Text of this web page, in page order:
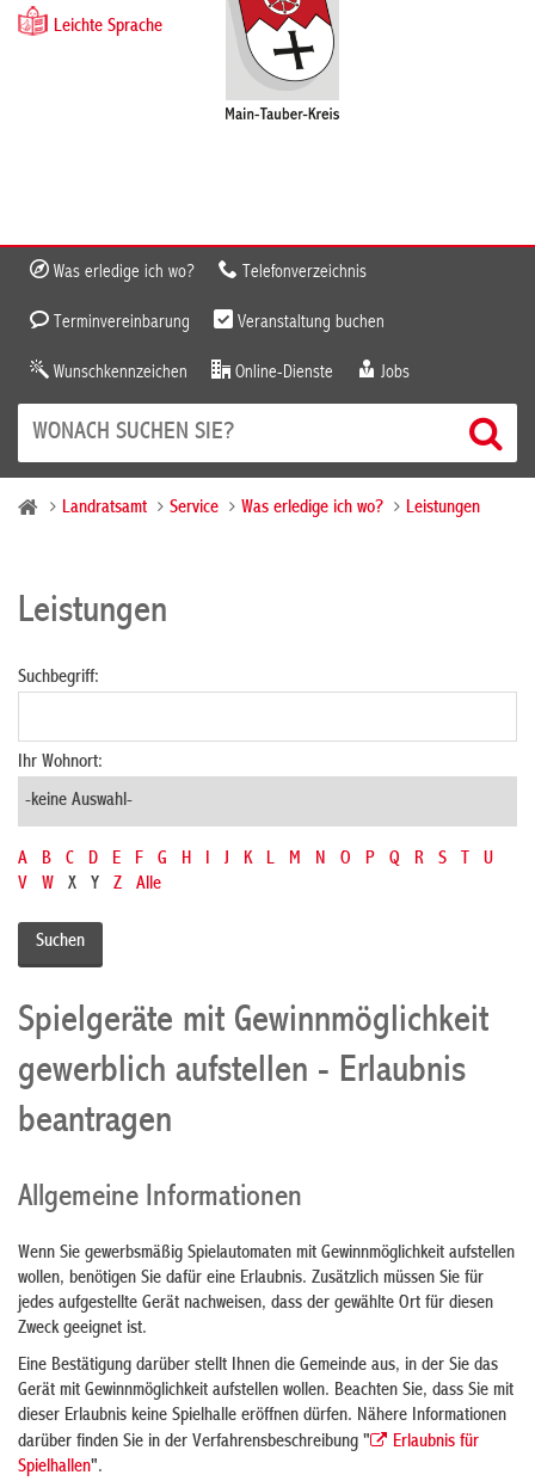
Leichte Sprache
Was erledige ich wo? Telefonverzeichnis
Terminvereinbarung Veranstaltung buchen
Wunschkennzeichen Online-Dienste Jobs
Landratsamt Service Was erledige ich wo? Leistungen
Leistungen
Suchbegriff:
Ihr Wohnort:
A B C D E F G H I J K L M N O P Q R S T
U
V
W X Y Z Alle
Spielgeräte mit Gewinnmöglichkeit
gewerblich aufstellen - Erlaubnis
beantragen
Allgemeine Informationen
Wenn Sie gewerbsmäßig Spielautomaten mit Gewinnmöglichkeit aufstellen
wollen, benötigen Sie dafür eine Erlaubnis. Zusätzlich müssen Sie für
jedes aufgestellte Gerät nachweisen, dass der gewählte Ort für diesen
Zweck geeignet ist.
Eine Bestätigung darüber stellt Ihnen die Gemeinde aus, in der Sie das
Gerät mit Gewinnmöglichkeit aufstellen wollen. Beachten Sie, dass Sie mit
dieser Erlaubnis keine Spielhalle eröffnen dürfen. Nähere Informationen
darüber finden Sie in der Verfahrensbeschreibung "
Erlaubnis für
Spielhallen".